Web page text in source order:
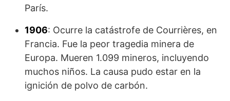
París.
1906: Ocurre la catástrofe de Courrières, en
Francia. Fue la peor tragedia minera de
Europa. Mueren 1.099 mineros, incluyendo
muchos niños. La causa pudo estar en la
ignición de polvo de carbón.